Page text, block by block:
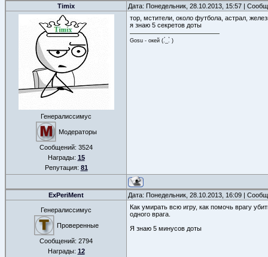
Timix Дата: Понедельник, 28.10.2013, 15:57 |
Генералиссимус
Модераторы
Сообщений: 3524
Награды: 15
Репутация: 81
тор, мстители, около футбола, астрал,
я знаю 5 секретов доты
Gosu - окей (.́_.̀ )
ExPeriMent Дата: Понедельник, 28.10.2013, 16:09 |
Генералиссимус
Проверенные
Сообщений: 2794
Награды: 12
Как умирать всю игру, как помочь врагу
одного врага.
Я знаю 5 минусов доты